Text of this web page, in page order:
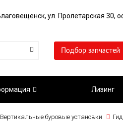
ул. Пролетарская 30,
Подбор запчастей
Лизинг
Вертикальные буровые установки